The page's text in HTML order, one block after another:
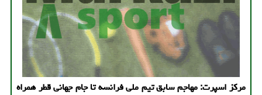
مرکز اسپرت: مهاجم سابق تیم ملی فرانسه تا جام جهانی قطر همراه